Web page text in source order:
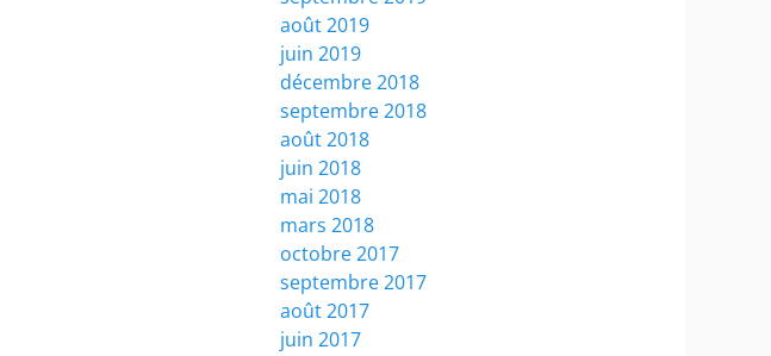
août 2019
juin 2019
décembre 2018
septembre 2018
août 2018
juin 2018
mai 2018
mars 2018
octobre 2017
septembre 2017
août 2017
juin 2017